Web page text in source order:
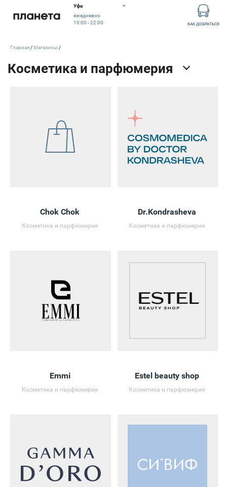
Уфа
ежедневно
10:00 - 22:00
КАК ДОБРАТЬСЯ
Главная Магазины
Chok Chok
Косметика и парфюмерия
Dr.Kondrasheva
Косметика и парфюмерия
Emmi
Косметика и парфюмерия
Estel beauty shop
Косметика и парфюмерия